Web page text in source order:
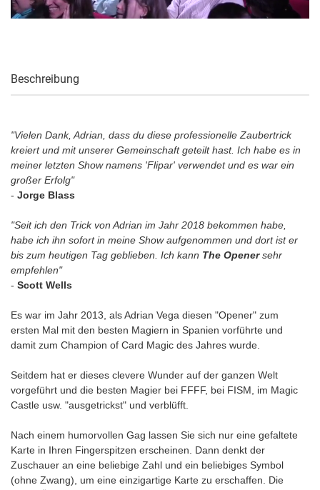
Beschreibung
"Vielen Dank, Adrian, dass du diese professionelle Zaubertrick
kreiert und mit unserer Gemeinschaft geteilt hast. Ich habe es in
meiner letzten Show namens 'Flipar' verwendet und es war ein
großer Erfolg"
- Jorge Blass
"Seit ich den Trick von Adrian im Jahr 2018 bekommen habe,
habe ich ihn sofort in meine Show aufgenommen und dort ist er
bis zum heutigen Tag geblieben. Ich kann The Openersehr
empfehlen"
- Scott Wells
Es war im Jahr 2013, als Adrian Vega diesen "Opener" zum
ersten Mal mit den besten Magiern in Spanien vorführte und
damit zum Champion of Card Magic des Jahres wurde.
Seitdem hat er dieses clevere Wunder auf der ganzen Welt
vorgeführt und die besten Magier bei FFFF, bei FISM, im Magic
Castle usw. "ausgetrickst" und verblüfft.
Nach einem humorvollen Gag lassen Sie sich nur eine gefaltete
Karte in Ihren Fingerspitzen erscheinen. Dann denkt der
Zuschauer an eine beliebige Zahl und ein beliebiges Symbol
(ohne Zwang), um eine einzigartige Karte zu erschaffen. Die